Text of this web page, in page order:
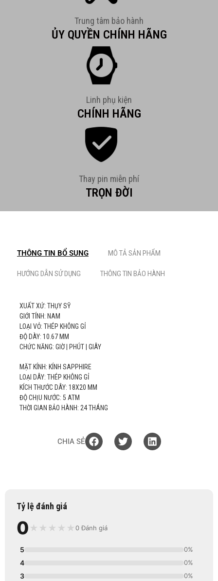
Trung tâm bảo hành
ỦY QUYỀN CHÍNH HÃNG
Linh phụ kiện
CHÍNH HÃNG
Thay pin miễn phí
TRỌN ĐỜI
THÔNG TIN BỔ SUNG MÔ TẢ SẢN PHẨM
HƯỚNG DẪN SỬ DỤNG THÔNG TIN BẢO HÀNH
XUẤT XỨ: THỤY SỸ
GIỚI TÍNH: NAM
LOẠI VỎ: THÉP KHÔNG GỈ
ĐỘ DÀY: 10.67 MM
CHỨC NĂNG: GIỜ | PHÚT | GIÂY
MẶT KÍNH: KÍNH SAPPHIRE
LOẠI DÂY: THÉP KHÔNG GỈ
KÍCH THƯỚC DÂY: 18X20 MM
ĐỘ CHỊU NƯỚC: 5 ATM
THỜI GIAN BẢO HÀNH: 24 THÁNG
CHIA SẺ
Tỷ lệ đánh giá
0 ★ ★ ★ ★ ★0 Đánh giá
5 0%
4 0%
3 0%